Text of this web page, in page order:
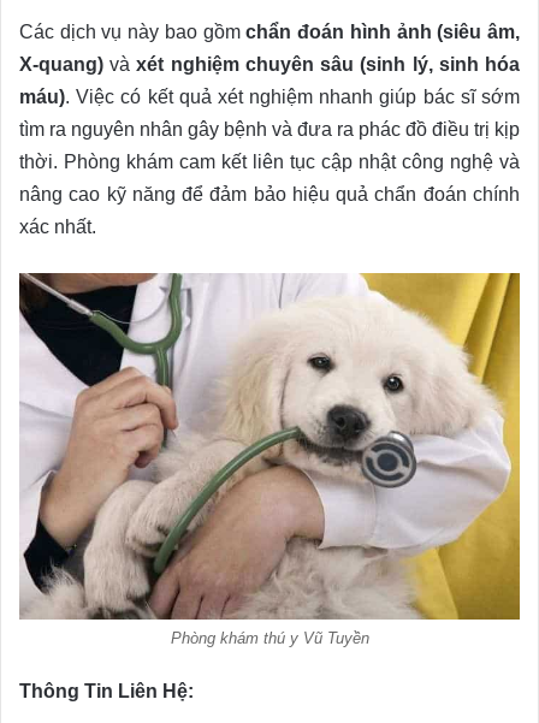
Các dịch vụ này bao gồmchẩn đoán hình ảnh (siêu âm,
X-quang) vàxét nghiệm chuyên sâu (sinh lý, sinh hóa
máu). Việc có kết quả xét nghiệm nhanh giúp bác sĩ sớm
tìm ra nguyên nhân gây bệnh và đưa ra phác đồ điều trị kịp
thời. Phòng khám cam kết liên tục cập nhật công nghệ và
nâng cao kỹ năng để đảm bảo hiệu quả chẩn đoán chính
xác nhất.
Phòng khám thú y Vũ Tuyền
Thông Tin Liên Hệ: